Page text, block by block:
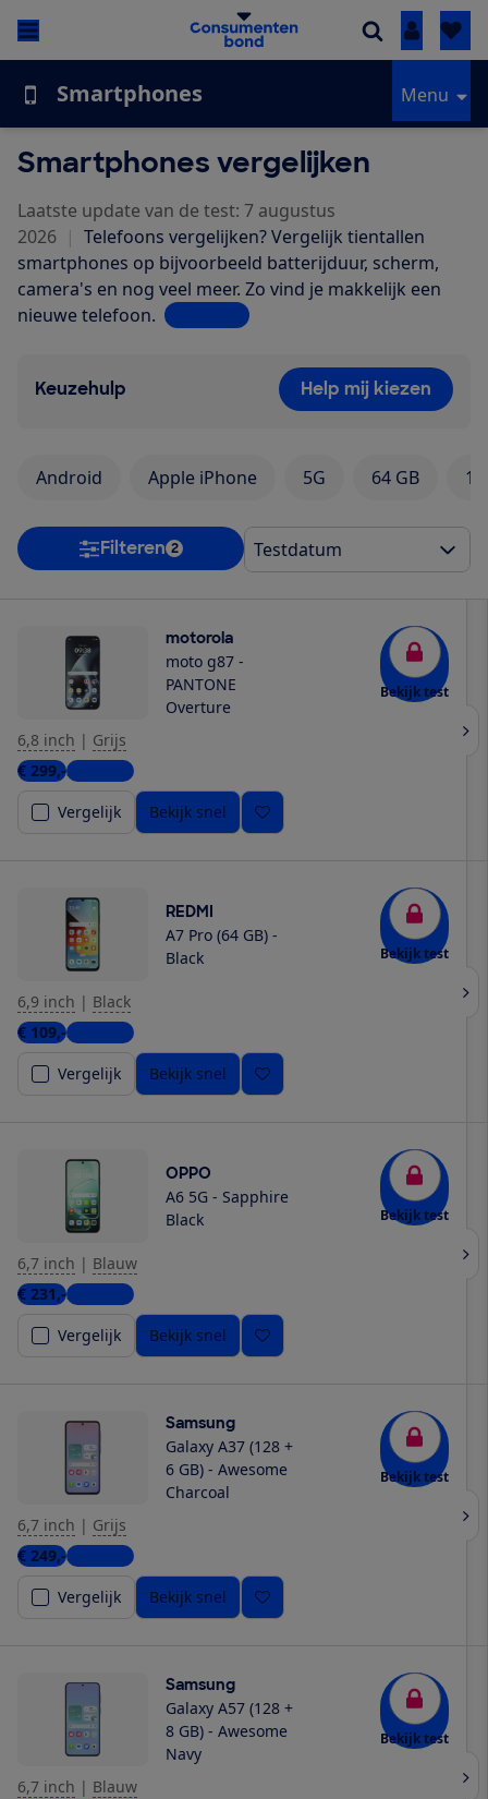
Inloggen
Smartphones Menu
Smartphones vergelijken
Laatste update van de test: 7 augustus
2026 | Telefoons vergelijken? Vergelijk tientallen
smartphones op bijvoorbeeld batterijduur, scherm,
camera's en nog veel meer. Zo vind je makkelijk een
nieuwe telefoon. Lees meer
Keuzehulp Help mij kiezen
Android Apple iPhone 5G 64 GB
Filteren 2
motorola
moto g87 -
PANTONE
Overture
Bekijk test
6,8 inch | Grijs
€ 299,-2 winkels
Vergelijk
Bekijk snel
REDMI
A7 Pro (64 GB) -
Black
Bekijk test
6,9 inch | Black
€ 109,-3 winkels
Vergelijk
Bekijk snel
OPPO
A6 5G - Sapphire
Black
Bekijk test
6,7 inch | Blauw
€ 231,-2 winkels
Vergelijk
Bekijk snel
Samsung
Galaxy A37 (128 +
6 GB) - Awesome
Charcoal
Bekijk test
6,7 inch | Grijs
€ 249,-5 winkels
Vergelijk
Bekijk snel
Samsung
Galaxy A57 (128 +
8 GB) - Awesome
Navy
Bekijk test
6,7 inch | Blauw